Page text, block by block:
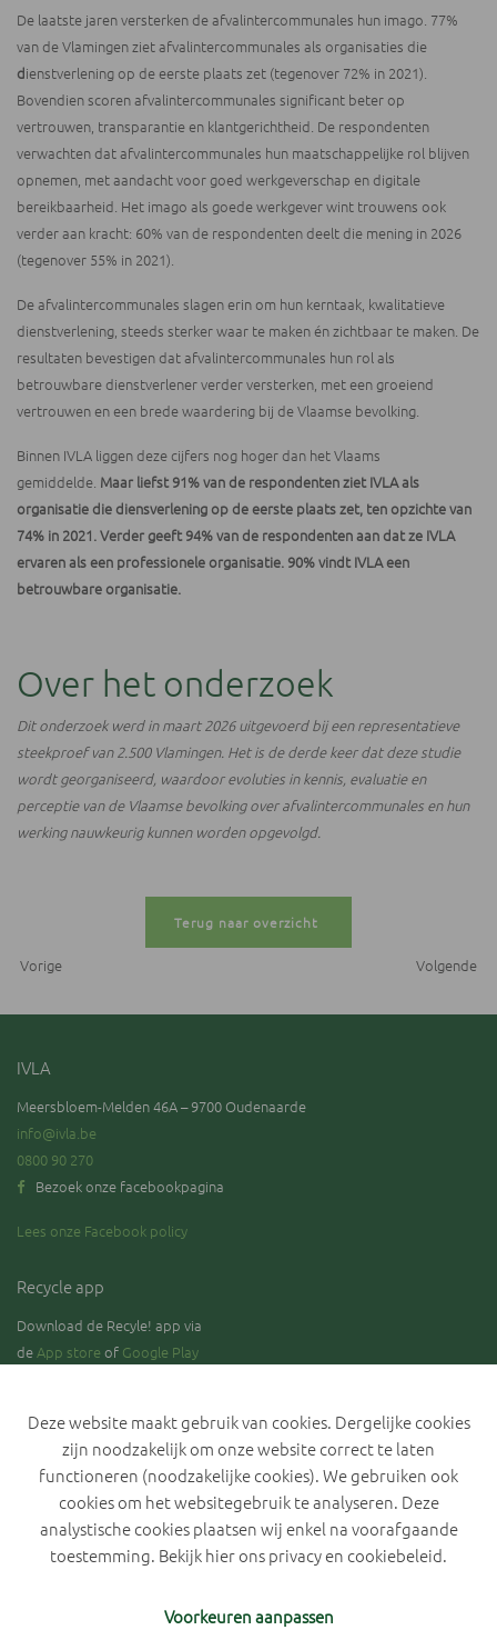
De laatste jaren versterken de afvalintercommunales hun imago. 77%
van de Vlamingen ziet afvalintercommunales als organisaties die
dienstverlening op de eerste plaats zet (tegenover 72% in 2021).
Bovendien scoren afvalintercommunales significant beter op
vertrouwen, transparantie en klantgerichtheid. De respondenten
verwachten dat afvalintercommunales hun maatschappelijke rol blijven
opnemen, met aandacht voor goed werkgeverschap en digitale
bereikbaarheid. Het imago als goede werkgever wint trouwens ook
verder aan kracht: 60% van de respondenten deelt die mening in 2026
(tegenover 55% in 2021).
De afvalintercommunales slagen erin om hun kerntaak, kwalitatieve
dienstverlening, steeds sterker waar te maken én zichtbaar te maken. De
resultaten bevestigen dat afvalintercommunales hun rol als
betrouwbare dienstverlener verder versterken, met een groeiend
vertrouwen en een brede waardering bij de Vlaamse bevolking.
Binnen IVLA liggen deze cijfers nog hoger dan het Vlaams
gemiddelde. Maar liefst 91% van de respondenten ziet IVLA als
organisatie die diensverlening op de eerste plaats zet, ten opzichte van
74% in 2021. Verder geeft 94% van de respondenten aan dat ze IVLA
ervaren als een professionele organisatie. 90% vindt IVLA een
betrouwbare organisatie.
Over het onderzoek
Dit onderzoek werd in maart 2026 uitgevoerd bij een representatieve
steekproef van 2.500 Vlamingen. Het is de derde keer dat deze studie
wordt georganiseerd, waardoor evoluties in kennis, evaluatie en
perceptie van de Vlaamse bevolking over afvalintercommunales en hun
werking nauwkeurig kunnen worden opgevolgd.
Vorige Volgende
Terug naar overzicht
IVLA
Meersbloem-Melden 46A – 9700 Oudenaarde
info@ivla.be
0800 90 270
Bezoek onze facebookpagina
Lees onze Facebook policy
Recycle app
Download de Recyle! app via
deApp store of Google Play
Blijf op de hoogte over de stand van zaken rond de selectieve
inzameling van GFT.
Privacyverklaring IVLA
Deze website maakt gebruik van cookies. Dergelijke cookies
zijn noodzakelijk om onze website correct te laten
functioneren (noodzakelijke cookies). We gebruiken ook
cookies om het websitegebruik te analyseren. Deze
analystische cookies plaatsen wij enkel na voorafgaande
toestemming. Bekijk hier onsprivacy en cookiebeleid.
Voorkeuren aanpassen